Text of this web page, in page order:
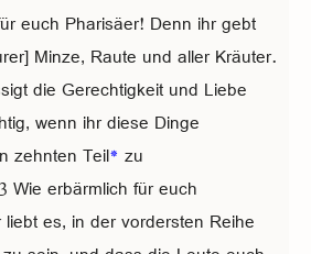
euch Pharisäer! Denn ihr gebt
Minze, Raute und aller Kräuter.
die Gerechtigkeit und Liebe
wenn ihr diese Dinge
zehnten Teil* zu
Wie erbärmlich für euch
es, in der vordersten Reihe